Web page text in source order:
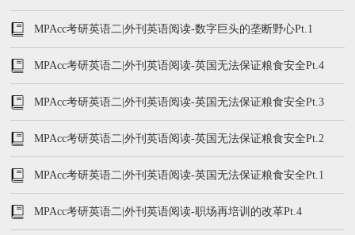
MPAcc考研英语二|外刊英语阅读-数字巨头的垄断野心Pt.1
MPAcc考研英语二|外刊英语阅读-英国无法保证粮食安全Pt.4
MPAcc考研英语二|外刊英语阅读-英国无法保证粮食安全Pt.3
MPAcc考研英语二|外刊英语阅读-英国无法保证粮食安全Pt.2
MPAcc考研英语二|外刊英语阅读-英国无法保证粮食安全Pt.1
MPAcc考研英语二|外刊英语阅读-职场再培训的改革Pt.4